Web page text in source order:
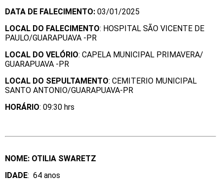
DATA DE FALECIMENTO: 03/01/2025
LOCAL DO FALECIMENTO: HOSPITAL SÃO VICENTE DE
PAULO/GUARAPUAVA -PR
LOCAL DO VELÓRIO: CAPELA MUNICIPAL PRIMAVERA/
GUARAPUAVA -PR
LOCAL DO SEPULTAMENTO: CEMITERIO MUNICIPAL
SANTO ANTONIO/GUARAPUAVA-PR
HORÁRIO: 09:30 hrs
NOME: OTILIA SWARETZ
IDADE: 64 anos